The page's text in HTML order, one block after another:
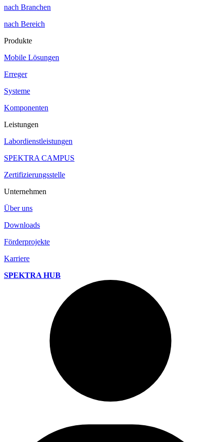
nach Branchen
nach Bereich
Produkte
Mobile Lösungen
Erreger
Systeme
Komponenten
Leistungen
Labordienstleistungen
SPEKTRA CAMPUS
Zertifizierungsstelle
Unternehmen
Über uns
Downloads
Förderprojekte
Karriere
SPEKTRA HUB